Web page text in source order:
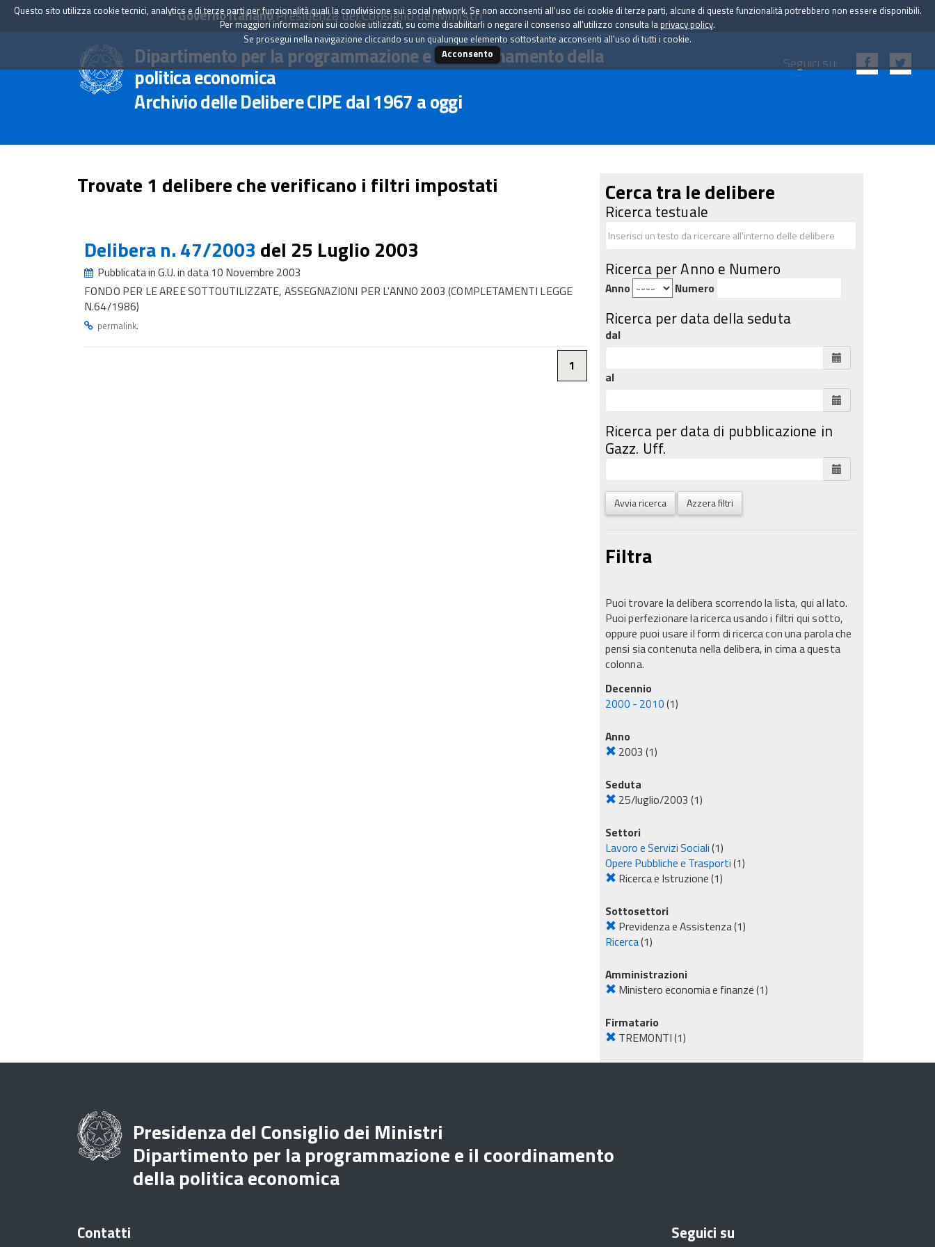
Governo ItalianoPresidenza del Consiglio dei Ministri
Dipartimento per la programmazione e il coordinamento della
politica economica
Archivio delle Delibere CIPE dal 1967 a oggi
Seguici su:
Trovate 1 delibere che verificano i filtri impostati
Delibera n. 47/2003 del 25 Luglio 2003
Pubblicata in G.U. in data 10 Novembre 2003
FONDO PER LE AREE SOTTOUTILIZZATE, ASSEGNAZIONI PER L'ANNO 2003 (COMPLETAMENTI LEGGE
N.64/1986)
permalink.
1
Cerca tra le delibere
Ricerca testuale
Ricerca per Anno e Numero
Anno Numero
Ricerca per data della seduta
dal
al
Ricerca per data di pubblicazione in
Gazz. Uff.
Avvia ricerca Azzera filtri
Filtra
Puoi trovare la delibera scorrendo la lista, qui al lato.
Puoi perfezionare la ricerca usando i filtri qui sotto,
oppure puoi usare il form di ricerca con una parola che
pensi sia contenuta nella delibera, in cima a questa
colonna.
Decennio
2000 - 2010(1)
Anno
2003 (1)
Seduta
25/luglio/2003 (1)
Settori
Lavoro e Servizi Sociali(1)
Opere Pubbliche e Trasporti(1)
Ricerca e Istruzione(1)
Sottosettori
Previdenza e Assistenza(1)
Ricerca(1)
Amministrazioni
Ministero economia e finanze(1)
Firmatario
TREMONTI(1)
Questo sito utilizza cookie tecnici, analytics e di terze parti per funzionalità quali la condivisione sui social network. Se non acconsenti all'uso dei cookie di terze parti, alcune di queste funzionalità potrebbero non essere disponibili.
Per maggiori informazioni sui cookie utilizzati, su come disabilitarli o negare il consenso all'utilizzo consulta la privacy policy.
Se prosegui nella navigazione cliccando su un qualunque elemento sottostante acconsenti all'uso di tutti i cookie.
Acconsento
Presidenza del Consiglio dei Ministri
Dipartimento per la programmazione e il coordinamento
della politica economica
Contatti Seguici su